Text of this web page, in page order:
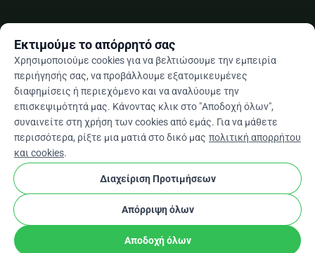
Elarrow_drop_down
★★★★★4,9 / 5 βάσει 500+ κριτικών
© 2012–2026
Όροι και προϋποθέσειςcookieΡυθμίσεις Cookies
Κατασκευασμένο στην Ευρώπη
Επαληθευμένος Συνεργάτης
Εκτιμούμε το απόρρητό σας
Χρησιμοποιούμε cookies για να βελτιώσουμε την εμπειρία
περιήγησής σας, να προβάλλουμε εξατομικευμένες
διαφημίσεις ή περιεχόμενο και να αναλύουμε την
επισκεψιμότητά μας. Κάνοντας κλικ στο "Αποδοχή όλων",
συναινείτε στη χρήση των cookies από εμάς. Για να μάθετε
περισσότερα, ρίξτε μια ματιά στο δικό μας πολιτική απορρήτου
και cookies.
Διαχείριση Προτιμήσεων
Απόρριψη όλων
Αποδοχή όλων